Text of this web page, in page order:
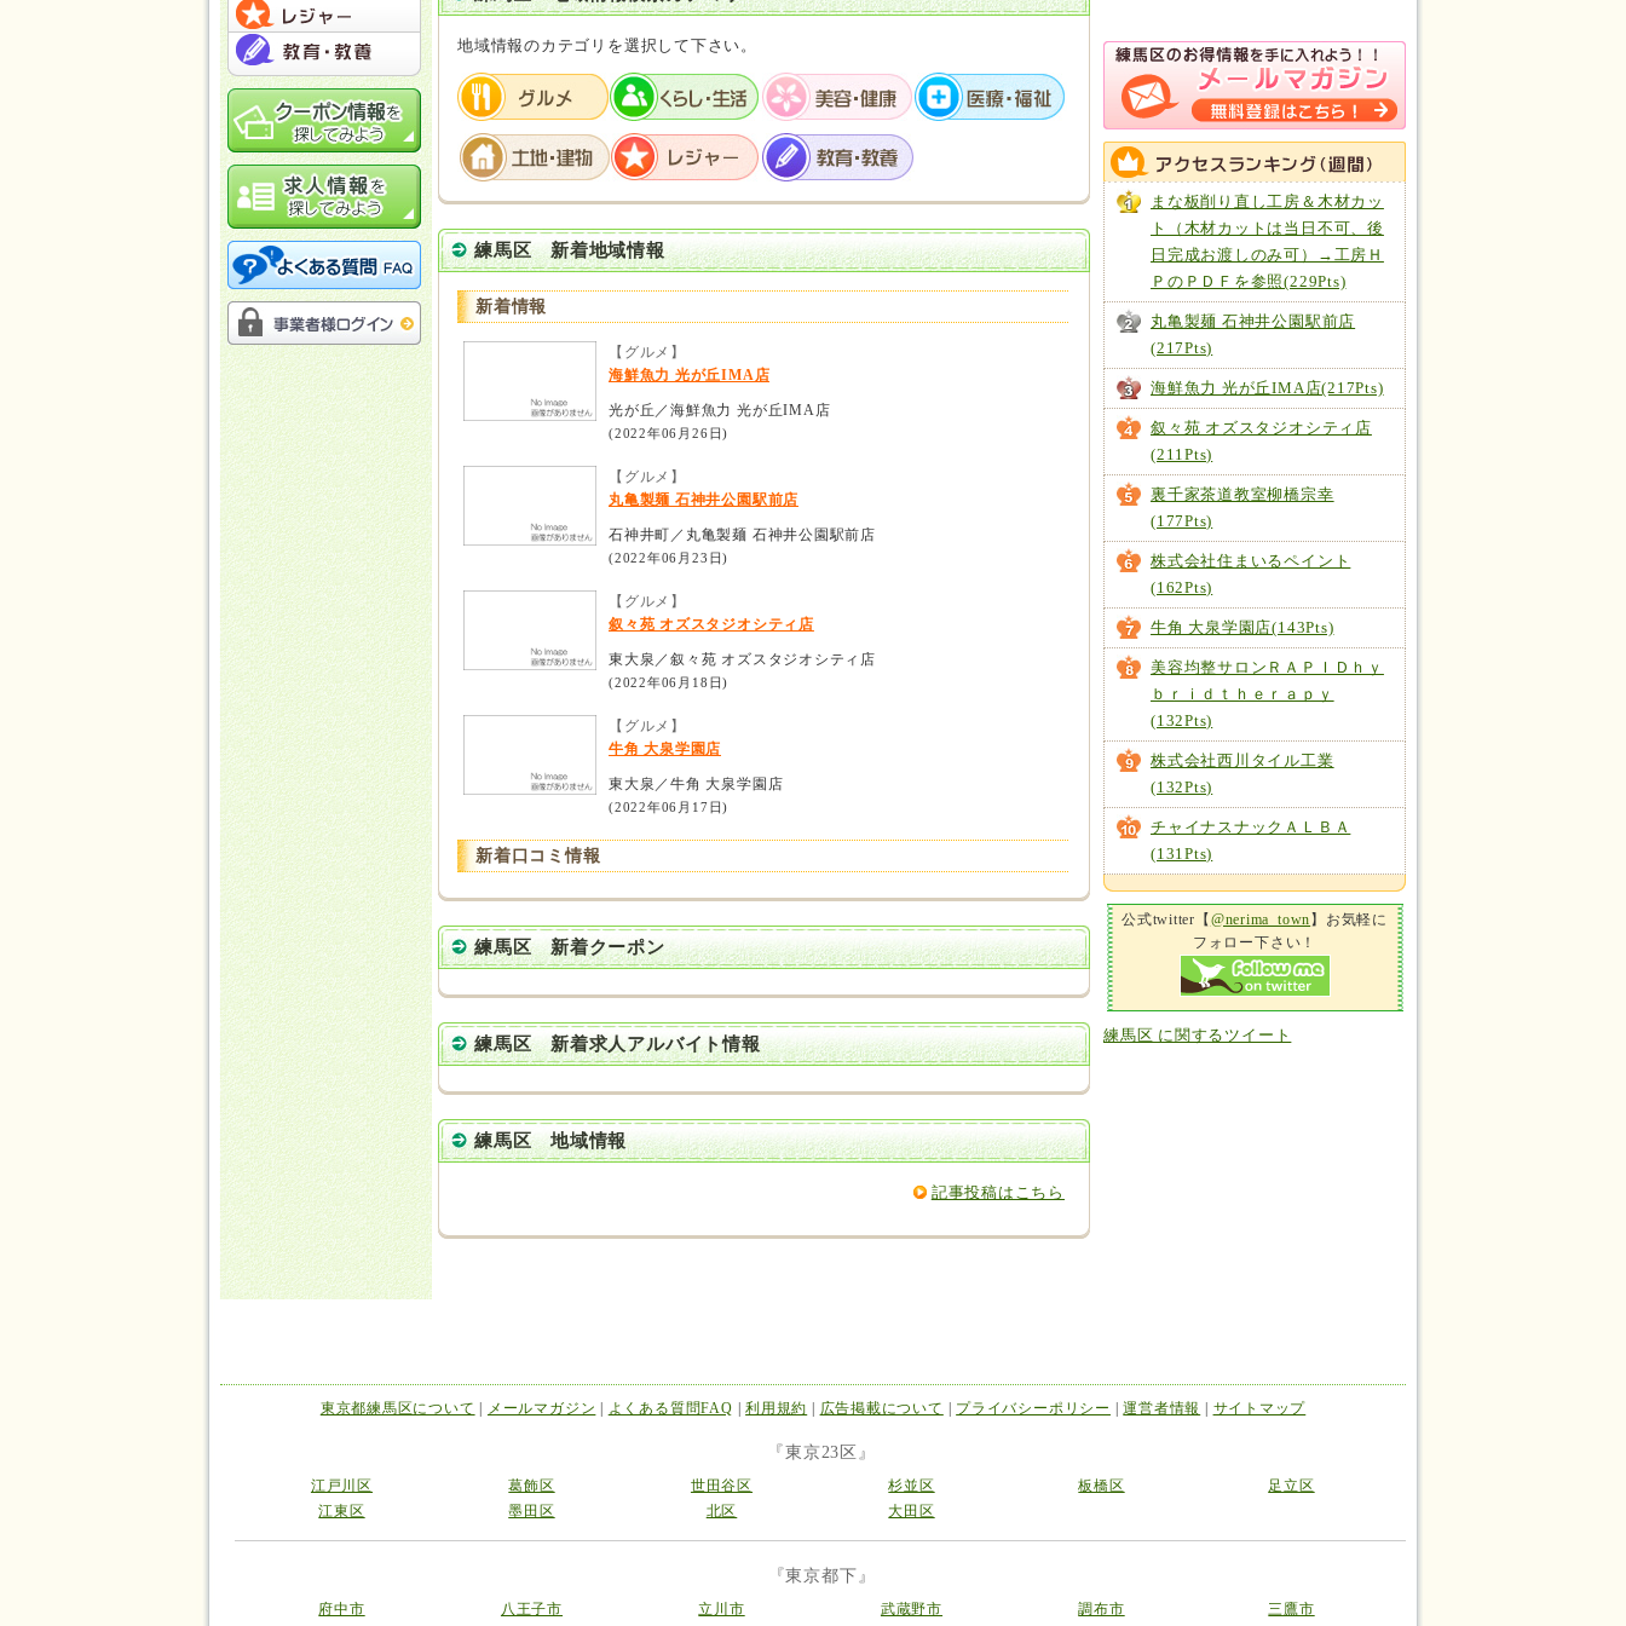
地域情報のカテゴリを選択して下さい。
練馬区 新着地域情報
新着情報
【グルメ】
海鮮魚力 光が丘IMA店
光が丘／海鮮魚力 光が丘IMA店
(2022年06月26日)
【グルメ】
丸亀製麺 石神井公園駅前店
石神井町／丸亀製麺 石神井公園駅前店
(2022年06月23日)
【グルメ】
叙々苑 オズスタジオシティ店
東大泉／叙々苑 オズスタジオシティ店
(2022年06月18日)
【グルメ】
牛角 大泉学園店
東大泉／牛角 大泉学園店
(2022年06月17日)
新着口コミ情報
練馬区 新着クーポン
練馬区 新着求人アルバイト情報
練馬区 地域情報
記事投稿はこちら
まな板削り直し工房＆木材カッ
ト（木材カットは当日不可、後
日完成お渡しのみ可）→工房Ｈ
ＰのＰＤＦを参照(229Pts)
丸亀製麺 石神井公園駅前店
(217Pts)
海鮮魚力 光が丘IMA店(217Pts)
叙々苑 オズスタジオシティ店
(211Pts)
裏千家茶道教室柳橋宗幸
(177Pts)
株式会社住まいるペイント
(162Pts)
牛角 大泉学園店(143Pts)
美容均整サロンＲＡＰＩＤｈｙ
ｂｒｉｄｔｈｅｒａｐｙ
(132Pts)
株式会社西川タイル工業
(132Pts)
チャイナスナックＡＬＢＡ
(131Pts)
公式twitter【 @nerima_town 】お気軽に
フォロー下さい！
練馬区 に関するツイート
東京都練馬区について メールマガジン よくある質問FAQ |利用規約 広告掲載について プライバシーポリシー |運営者情報 サイトマップ
『東京23区』
江戸川区 葛飾区 世田谷区 杉並区 板橋区
足立区
江東区
墨田区 北区 大田区
『東京都下』
府中市 八王子市 立川市 武蔵野市 調布市 三鷹市